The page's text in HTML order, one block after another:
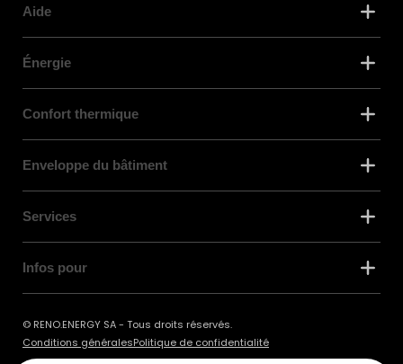
Aide
Énergie
Confort thermique
Enveloppe du bâtiment
Services
Infos pour
© RENO.ENERGY SA - Tous droits réservés.
Conditions généralesPolitique de confidentialité